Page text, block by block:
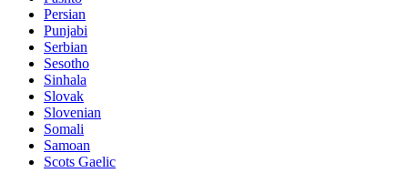
Persian
Punjabi
Serbian
Sesotho
Sinhala
Slovak
Slovenian
Somali
Samoan
Scots Gaelic